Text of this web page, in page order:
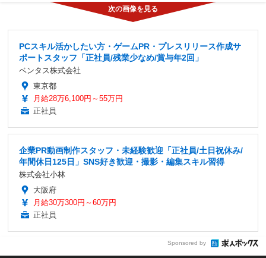
PCスキル活かしたい方・ゲームPR・プレスリリース作成サ
ポートスタッフ「正社員/残業少なめ/賞与年2回」
ベンタス株式会社
東京都
月給28万6,100円～55万円
正社員
企業PR動画制作スタッフ・未経験歓迎「正社員/土日祝休み/
年間休日125日」SNS好き歓迎・撮影・編集スキル習得
株式会社小林
大阪府
月給30万300円～60万円
正社員
Sponsored by